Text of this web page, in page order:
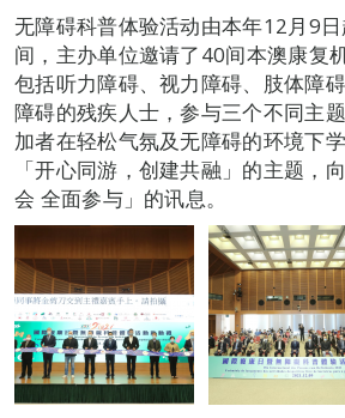
无障碍科普体验活动由本年12月9
间，主办单位邀请了40间本澳康复
包括听力障碍、视力障碍、肢体障
障碍的残疾人士，参与三个不同主
加者在轻松气氛及无障碍的环境下
「开心同游，创建共融」的主题，
会 全面参与」的讯息。